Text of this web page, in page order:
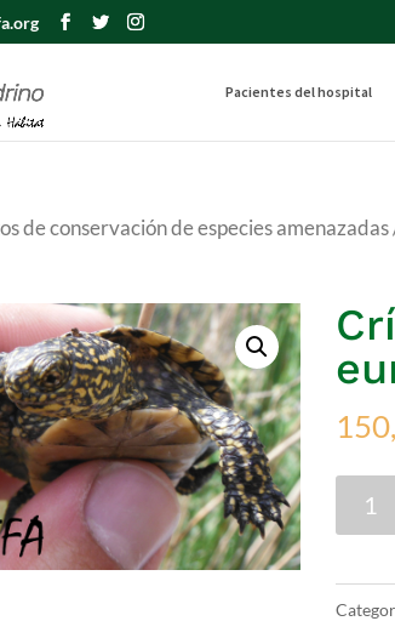
Pacientes del hospital
de conservación de especies amenazadas
Crías
de